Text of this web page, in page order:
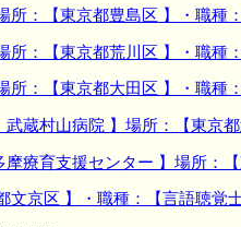
：【東京都豊島区 】・職種
：【東京都荒川区 】・職種
：【東京都大田区 】・職種
村山病院 】場所：【東京都
育支援センター 】場所：【
京区 】・職種：【言語聴覚